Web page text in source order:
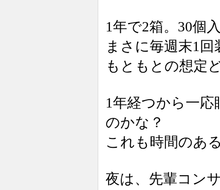
1年で2箱。30個
まさに毎週末1
もともとの想定
1年経つから一
のかな？
これも時間のあ
夜は、先輩コン